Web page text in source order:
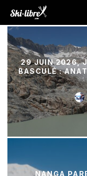
29 JUIN 2026,
BASCULÉ :
NANGA